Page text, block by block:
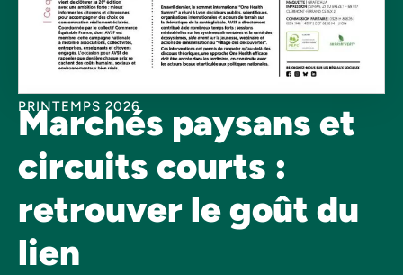
PRINTEMPS 2026
Marchés paysans et
circuits courts :
retrouver le goût du
lien